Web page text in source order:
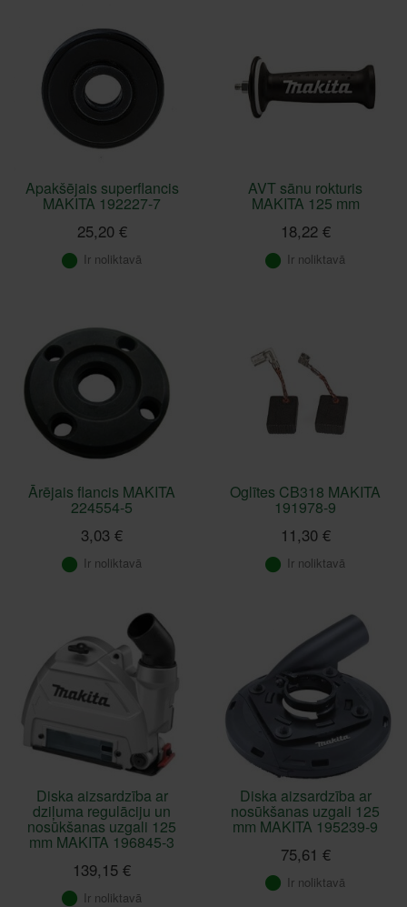
Apakšējais superflancis
MAKITA 192227-7
25,20 €
Ir noliktavā
AVT sānu rokturis
MAKITA 125 mm
18,22 €
Ir noliktavā
Ārējais flancis MAKITA
224554-5
3,03 €
Ir noliktavā
Oglītes CB318 MAKITA
191978-9
11,30 €
Ir noliktavā
Diska aizsardzība ar
dziļuma regulāciju un
nosūkšanas uzgali 125
mm MAKITA 196845-3
139,15 €
Ir noliktavā
Diska aizsardzība ar
nosūkšanas uzgali 125
mm MAKITA 195239-9
75,61 €
Ir noliktavā